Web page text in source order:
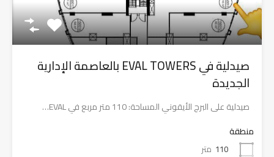
صيدلية في EVAL TOWERS بالعاصمة الإدارية
الجديدة
صيدلية على البرج الأيقوني المساحة: 110 متر مربع في EVAL…
منطقة
110 متر